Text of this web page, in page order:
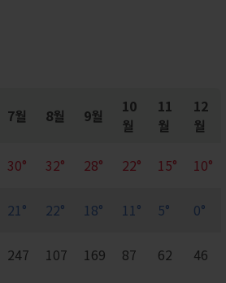
7월 8월 9월
10
월
11
월
12
월
30° 32° 28° 22° 15° 10°
21° 22° 18° 11° 5° 0°
247 107 169 87 62 46